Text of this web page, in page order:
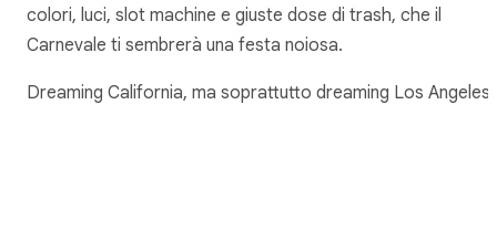
colori, luci, slot machine e giuste dose di trash, che il
Carnevale ti sembrerà una festa noiosa.
Dreaming California, ma soprattutto dreaming Los Angeles!